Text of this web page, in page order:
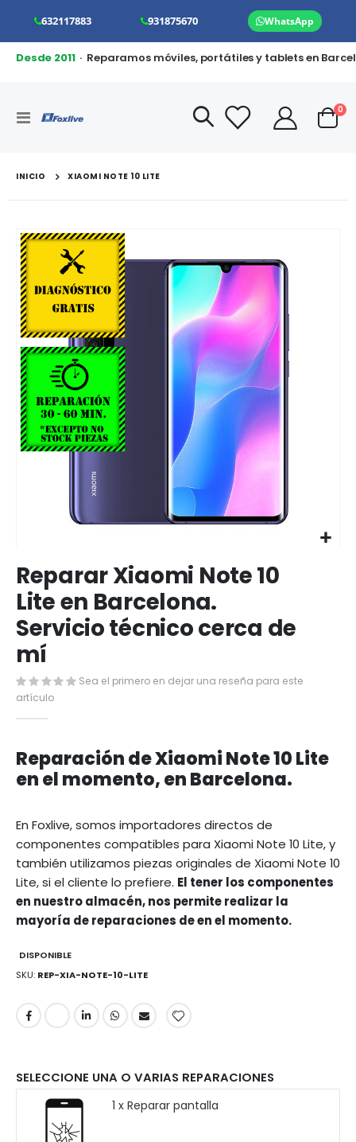
632117883 931875670 WhatsApp
Desde 2011· Reparamos móviles, portátiles y tablets en
Toggle
Cart
0
INICIO XIAOMI NOTE 10 LITE
Saltar
al
final
de
la
galería
de
imágenes
al
comienzo
de
la
galería
de
Reparar Xiaomi Note 10
Lite en Barcelona.
Servicio técnico cerca de
mí
Sea el primero en dejar una reseña para este
artículo
Reparación de Xiaomi Note 10 Lite
en el momento, en Barcelona.
En Foxlive, somos importadores directos de
componentes compatibles para Xiaomi Note 10 Lite, y
también utilizamos piezas originales de Xiaomi Note 10
Lite, si el cliente lo prefiere. El tener los componentes
en nuestro almacén, nos permite realizar la
mayoría de reparaciones de en el momento.
DISPONIBLE
SKU REP-XIA-NOTE-10-LITE
SELECCIONE UNA O VARIAS REPARACIONES
1 x Reparar pantalla